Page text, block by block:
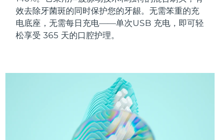
效去除牙菌斑的同时保护您的牙龈。无需笨重的充
电底座，无需每日充电——单次USB 充电，即可轻
松享受 365 天的口腔护理。
LUNA™ 4 Plus
Massage, LED heating
LUNA™ 4 mini
For young skin, T-zone
BEAR™ 2 go
Microcurrent toning on-the-go
面部提拉护理
Premium anti-aging skincare
UFO™ 3 套装
Deep facial hydration
Near-infrared and red light therapy
UFO™ 3 mini
Red light therapy device for young skin
issa™ 4
Hybrid silicone sonic toothbrush
Smart hybrid silicone sonic toothbrush
issa™ 4 smile
Hybrid silicone sonic toothbrush
FAQ™ 抗老护理
FAQ™ 101
Clinical anti-aging
LED治疗
FAQ™ 201
LED mask
NEW
文莱 预计送达日期14/08/2026
保加利亚
预计送达日期
预计送达日期
预计送达日期